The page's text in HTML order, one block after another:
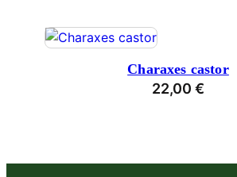
Charaxes castor
22,00 €